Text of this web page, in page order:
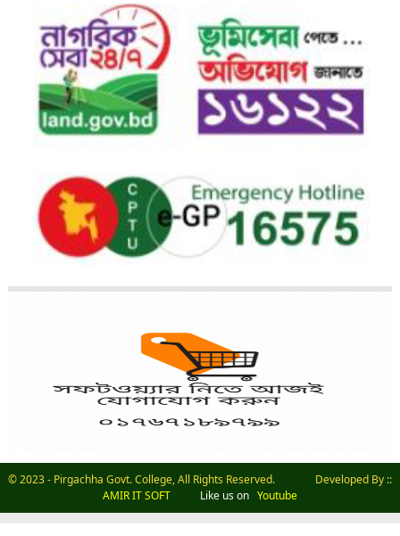
© 2023 - Pirgachha Govt. College, All Rights Reserved. Developed By ::
AMIR IT SOFT
Like us on Youtube